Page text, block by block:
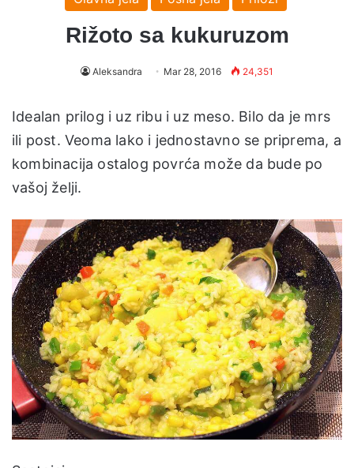
Rižoto sa kukuruzom
Aleksandra Mar 28, 2016 24,351
Idealan prilog i uz ribu i uz meso. Bilo da je mrs
ili post. Veoma lako i jednostavno se priprema, a
kombinacija ostalog povrća može da bude po
vašoj želji.